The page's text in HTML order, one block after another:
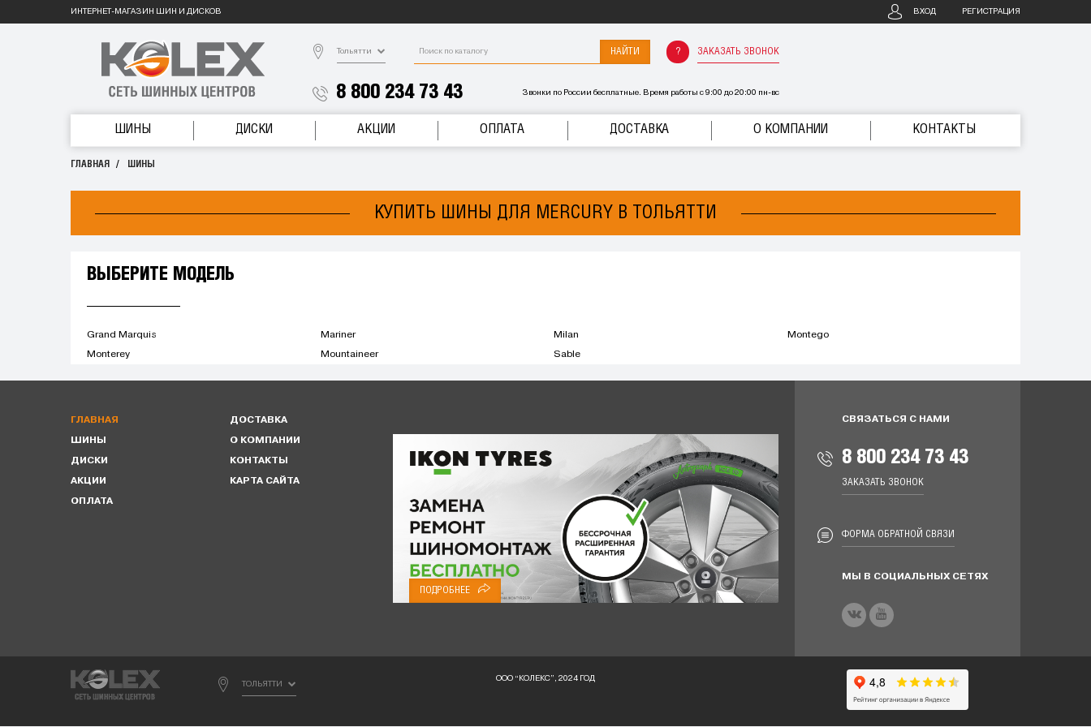
ИНТЕРНЕТ-МАГАЗИН ШИН И ДИСКОВ ВХОД РЕГИСТРАЦИЯ
Тольятти НАЙТИ ЗАКАЗАТЬ ЗВОНОК
8 800 234 73 43 Звонки по России бесплатные. Время работы с 9:00 до 20:00 пн-вс
ШИНЫ ДИСКИ АКЦИИ ОПЛАТА ДОСТАВКА О КОМПАНИИ КОНТАКТЫ
ГЛАВНАЯ ШИНЫ
КУПИТЬ ШИНЫ ДЛЯ MERCURY В ТОЛЬЯТТИ
ВЫБЕРИТЕ МОДЕЛЬ
Grand Marquis Mariner Milan Montego
Monterey Mountaineer Sable
ГЛАВНАЯ
ШИНЫ
ДИСКИ
АКЦИИ
ОПЛАТА
ДОСТАВКА
О КОМПАНИИ
КОНТАКТЫ
КАРТА САЙТА
ПОДРОБНЕЕ
СВЯЗАТЬСЯ С НАМИ
8 800 234 73 43
ЗАКАЗАТЬ ЗВОНОК
ФОРМА ОБРАТНОЙ СВЯЗИ
МЫ В СОЦИАЛЬНЫХ СЕТЯХ
ТОЛЬЯТТИ
ООО “КОЛЕКС”, 2024 ГОД